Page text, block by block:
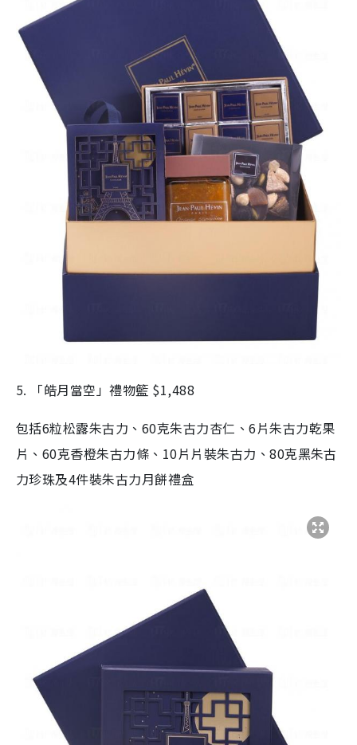
5. 「皓月當空」禮物籃 $1,488
包括6粒松露朱古力、60克朱古力杏仁、6片朱古力乾果
片、60克香橙朱古力條、10片片裝朱古力、80克黑朱古
力珍珠及4件裝朱古力月餅禮盒